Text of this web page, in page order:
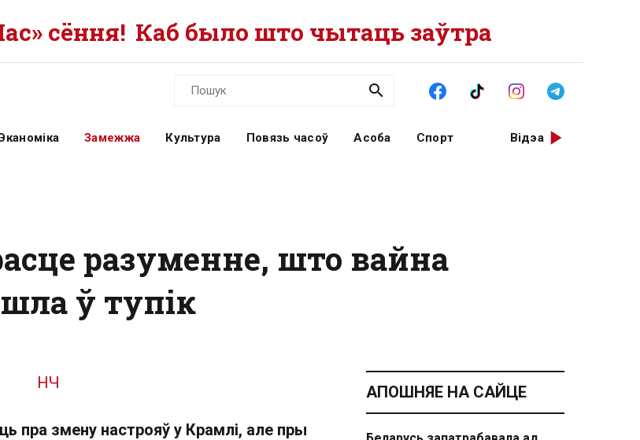
сёння! Каб было што чытаць заўтра
Замежжа Культура Повязь часоў Асоба Спорт Відэа
разуменне, што вайна
ў тупік
НЧ
пра змену настрояў у Крамлі, але пры
АПОШНЯЕ НА САЙЦЕ